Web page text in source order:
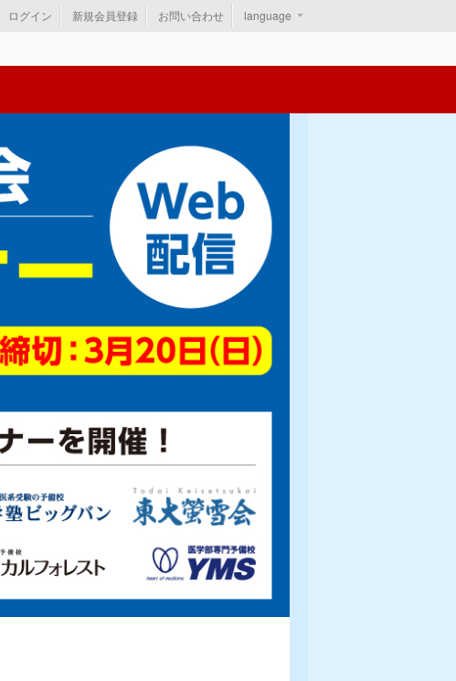
ログイン 新規会員登録 お問い合わせ language